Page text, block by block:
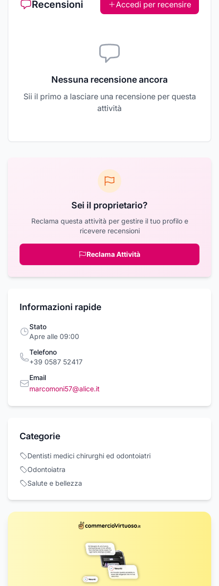
Recensioni Accedi per recensire
Nessuna recensione ancora
Sii il primo a lasciare una recensione per questa
attività
Sei il proprietario?
Reclama questa attività per gestire il tuo profilo e
ricevere recensioni
Reclama Attività
Informazioni rapide
Stato
Apre alle 09:00
Telefono
+39 0587 52417
Email
marcomoni57@alice.it
Categorie
Dentisti medici chirurghi ed odontoiatri
Odontoiatra
Salute e bellezza